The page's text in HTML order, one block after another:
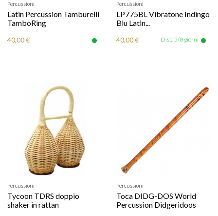
Percussioni
Latin Percussion Tamburelli
TamboRing
40,00 €
Percussioni
LP775BL Vibratone Indingo
Blu Latin...
40,00 € Disp. 5/8 giorni
Percussioni
Tycoon TDRS doppio
shaker in rattan
Percussioni
Toca DIDG-DOS World
Percussion Didgeridoos